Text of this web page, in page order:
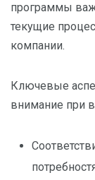
программы
текущие
компании.
Ключевые
внимание при